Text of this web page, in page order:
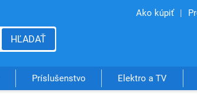
Ako kúpiť
HĽADAŤ
Príslušenstvo Elektro a TV